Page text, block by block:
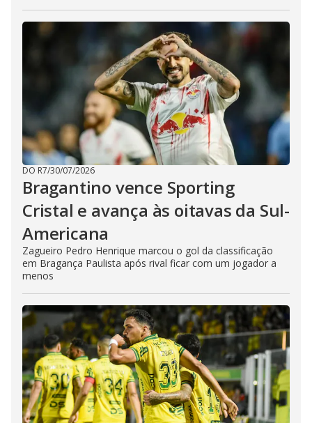
DO R7/30/07/2026
Bragantino vence Sporting
Cristal e avança às oitavas da Sul-
Americana
Zagueiro Pedro Henrique marcou o gol da classificação
em Bragança Paulista após rival ficar com um jogador a
menos